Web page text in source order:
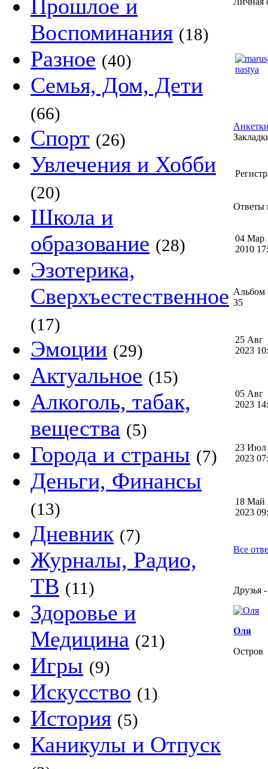
Прошлое и
Воспоминания (18)
Разное (40)
Семья, Дом, Дети
(66)
Спорт (26)
Увлечения и Хобби
(20)
Школа и
образование (28)
Эзотерика,
Сверхъестественное
(17)
Эмоции (29)
Актуальное (15)
Алкоголь, табак,
вещества (5)
Города и страны (7)
Деньги, Финансы
(13)
Дневник (7)
Журналы, Радио,
ТВ (11)
Здоровье и
Медицина (21)
Игры (9)
Искусство (1)
История (5)
Каникулы и Отпуск
Ответы
04 Мар
2010
Альбом
35
25 Авг
2023
05 Авг
2023
23 Июл
2023
18 Май
2023
Все
Друзья
Оля
Остров